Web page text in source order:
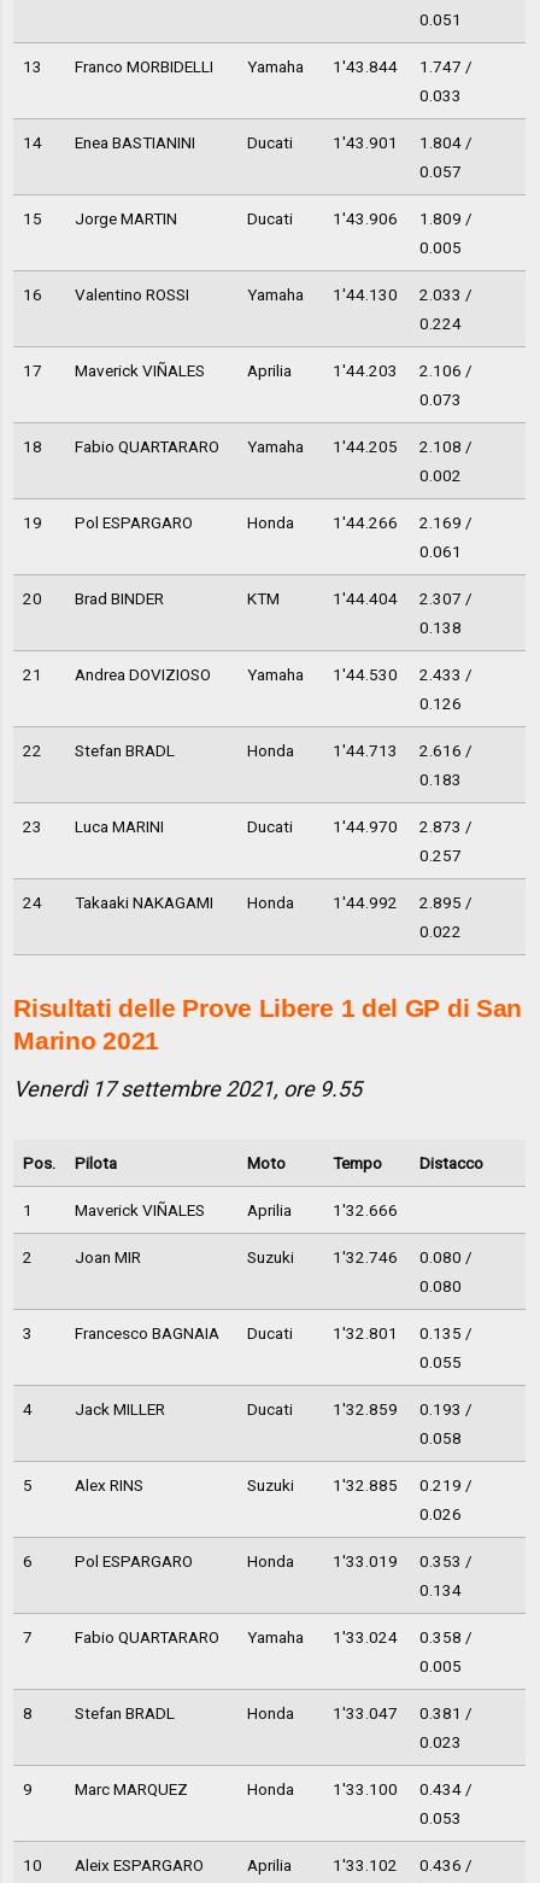
0.051
13 Franco MORBIDELLI Yamaha 1'43.844
1.747 /
0.033
14 Enea BASTIANINI Ducati 1'43.901
1.804 /
0.057
15 Jorge MARTIN Ducati 1'43.906
1.809 /
0.005
16 Valentino ROSSI Yamaha 1'44.130
2.033 /
0.224
17 Maverick VIÑALES Aprilia 1'44.203
2.106 /
0.073
18 Fabio QUARTARARO Yamaha 1'44.205
2.108 /
0.002
19 Pol ESPARGARO Honda 1'44.266
2.169 /
0.061
20 Brad BINDER KTM 1'44.404
2.307 /
0.138
21 Andrea DOVIZIOSO Yamaha 1'44.530
2.433 /
0.126
22 Stefan BRADL Honda 1'44.713
2.616 /
0.183
23 Luca MARINI Ducati 1'44.970
2.873 /
0.257
24 Takaaki NAKAGAMI Honda 1'44.992
2.895 /
0.022
Risultati delle Prove Libere 1 del GP di San
Marino 2021
Venerdì 17 settembre 2021, ore 9.55
Pos. Pilota Moto Tempo Distacco
1 Maverick VIÑALES Aprilia 1'32.666
2 Joan MIR Suzuki 1'32.746
0.080 /
0.080
3 Francesco BAGNAIA Ducati 1'32.801
0.135 /
0.055
4 Jack MILLER Ducati 1'32.859
0.193 /
0.058
5 Alex RINS Suzuki 1'32.885
0.219 /
0.026
6 Pol ESPARGARO Honda 1'33.019
0.353 /
0.134
7 Fabio QUARTARARO Yamaha 1'33.024
0.358 /
0.005
8 Stefan BRADL Honda 1'33.047
0.381 /
0.023
9 Marc MARQUEZ Honda 1'33.100
0.434 /
0.053
10 Aleix ESPARGARO Aprilia 1'33.102
0.436 /